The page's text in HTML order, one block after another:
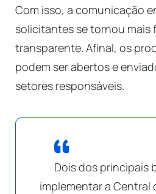
Com isso, a comunicação
solicitantes se tornou mais
transparente. Afinal, os
podem ser abertos e
setores responsáveis.
Dois dos principais
implementar a Central